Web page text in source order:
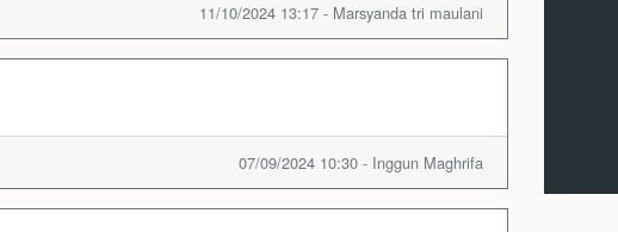
11/10/2024 13:17 - Marsyanda tri maulani
07/09/2024 10:30 - Inggun Maghrifa